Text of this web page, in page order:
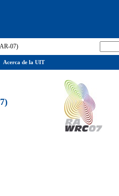
07)
Acerca de la UIT